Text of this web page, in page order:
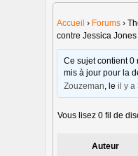
Accueil › Forums ›
contre Jessica Jones
Ce sujet contient 0
mis à jour pour la
Zouzeman, leil y a
Vous lisez 0 fil de
Auteur